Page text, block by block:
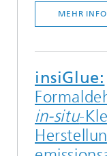
MEHR INFO
insiGlue:
in-situ-